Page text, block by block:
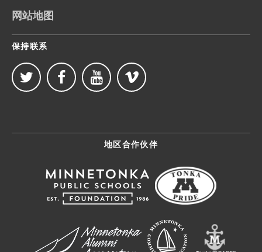
网站地图
保持联系
地区合作伙伴